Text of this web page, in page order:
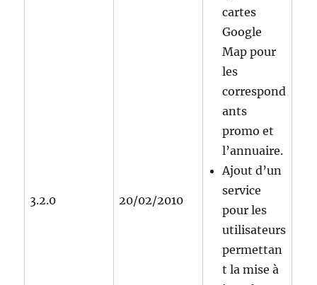
3.2.0 20/02/2010
cartes
Google
Map pour
les
correspond
ants
promo et
l’annuaire.
Ajout d’un
service
pour les
utilisateurs
permettan
t la mise à